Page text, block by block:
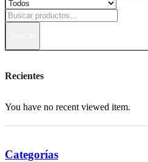
Recientes
You have no recent viewed item.
Categorías